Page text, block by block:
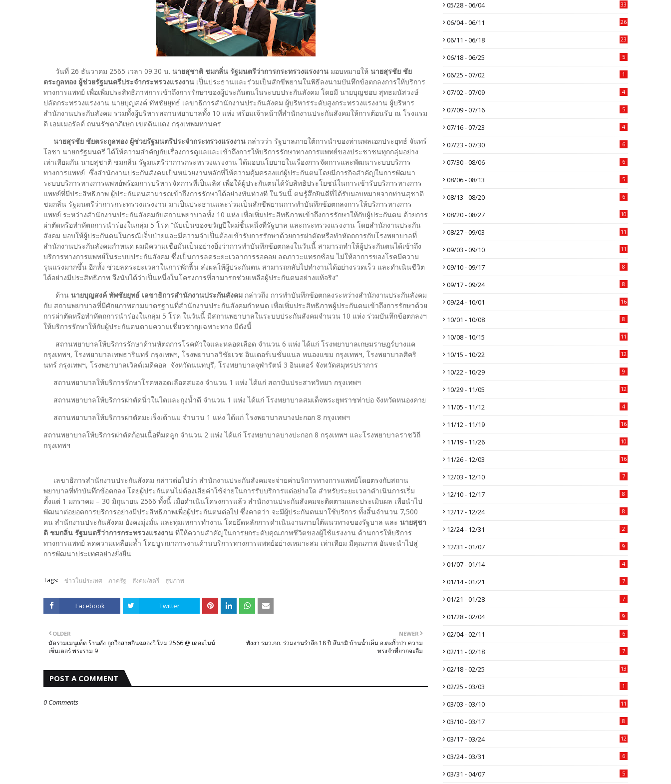
วันที่ 26 ธันวาคม 2565 เวลา 09.30 น. นายสุชาติ ชมกลิ่น รัฐมนตรีว่าการกระทรวงแรงงาน มอบหมายให้ นายสุรชัย ชัย
ตระกูลทอง ผู้ช่วยรัฐมนตรีประจำกระทรวงแรงงาน เป็นประธานและร่วมเป็นสักขีพยานในพิธีลงนามบันทึกข้อตกลงการให้บริการ
ทางการแพทย์ เพื่อเพิ่มประสิทธิภาพการเข้าถึงการรักษาของผู้ประกันตนในระบบประกันสังคม โดยมี นายบุญชอบ สุทธมนัสวงษ์
ปลัดกระทรวงแรงงาน นายบุญสงค์ ทัพชัยยุทธ์ เลขาธิการสำนักงานประกันสังคม ผู้บริหารระดับสูงกระทรวงแรงงาน ผู้บริหาร
สำนักงานประกันสังคม รวมทั้งผู้บริหารสถานพยาบาลทั้ง 10 แห่ง พร้อมเจ้าหน้าที่สำนักงานประกันสังคมให้การต้อนรับ ณ โรงแรม
ดิ เอมเมอรัลด์ ถนนรัชดาภิเษก เขตดินแดง กรุงเทพมหานคร
นายสุรชัย ชัยตระกูลทอง ผู้ช่วยรัฐมนตรีประจำกระทรวงแรงงาน กล่าวว่า รัฐบาลภายใต้การนำของท่านพลเอกประยุทธ์ จันทร์
โอชา นายกรัฐมนตรี ได้ให้ความสำคัญกับเรื่องการดูแลและเข้าถึงการให้บริการรักษาทางการแพทย์ของประชาชนทุกกลุ่มอย่าง
เท่าเทียมกัน นายสุชาติ ชมกลิ่น รัฐมนตรีว่าการกระทรวงแรงงาน ได้มอบนโยบายในเรื่องการจัดการและพัฒนาระบบบริการ
ทางการแพทย์ ซึ่งสำนักงานประกันสังคมเป็นหน่วยงานหลักที่ให้ความคุ้มครองแก่ผู้ประกันตนโดยมีภารกิจสำคัญในการพัฒนา
ระบบบริการทางการแพทย์พร้อมการบริหารจัดการที่เป็นเลิศ เพื่อให้ผู้ประกันตนได้รับสิทธิประโยชน์ในการเข้ารับบริการทางการ
แพทย์ที่มีประสิทธิภาพ ผู้ประกันตนสามารถเข้าถึงการรักษาได้อย่างทันท่วงที ในวันนี้ ตนรู้สึกยินดีที่ได้รับมอบหมายจากท่านสุชาติ
ชมกลิ่น รัฐมนตรีว่าการกระทรวงแรงงาน มาเป็นประธานและร่วมเป็นสักขีพยานการทำบันทึกข้อตกลงการให้บริการทางการ
แพทย์ ระหว่างสำนักงานประกันสังคมกับสถานพยาบาลทั้ง 10 แห่ง เพื่อเพิ่มประสิทธิภาพเข้าถึงการรักษาให้กับผู้ประกันตน ด้วยการ
ผ่าตัดหรือทำหัตถการนำร่องในกลุ่ม 5 โรค “นับเป็นของขวัญปีใหม่ชิ้นหนึ่งที่รัฐบาล และกระทรวงแรงงาน โดยสำนักงานประกัน
สังคม มอบให้ผู้ประกันตนในกรณีเจ็บป่วยและมีความจำเป็นต้องเข้ารับการรักษาด้วยการผ่าตัดหรือทำหัตถการกับโรงพยาบาลที่
สำนักงานประกันสังคมกำหนด ผมมีความเชื่อมั่นเป็นอย่างยิ่งว่าการทำบันทึกข้อตกลงในวันนี้ สามารถทำให้ผู้ประกันตนได้เข้าถึง
บริการทางการแพทย์ในระบบประกันสังคม ซึ่งเป็นการลดระยะเวลาการรอคอย ลดภาวะแทรกซ้อน ไม่ให้อาการของโรคมีความ
รุนแรงมากขึ้น อีกทั้ง ช่วยลดระยะเวลาในการพักฟื้น ส่งผลให้ผู้ประกันตน สามารถกลับไปทำงานได้อย่างรวดเร็ว และดำเนินชีวิต
ได้อย่างมีประสิทธิภาพ จึงนับได้ว่าเป็นหนึ่งในโครงการที่สามารถช่วยเหลือผู้ประกันตนอย่างแท้จริง”
ด้าน นายบุญสงค์ ทัพชัยยุทธ์ เลขาธิการสำนักงานประกันสังคม กล่าวถึง การทำบันทึกข้อตกลงระหว่างสำนักงานประกันสังคม
กับ สถานพยาบาลที่มีศักยภาพตามมาตรฐานที่สำนักงานประกันสังคมกำหนด เพื่อเพิ่มประสิทธิภาพผู้ประกันตนเข้าถึงการรักษาด้วย
การผ่าตัดหรือทำหัตถการนำร่องในกลุ่ม 5 โรค ในวันนี้ มีสถานพยาบาลในระบบประกันสังคมจำนวน 10 แห่ง ร่วมบันทึกข้อตกลงฯ
ให้บริการรักษาให้กับผู้ประกันตนตามความเชี่ยวชาญเฉพาะทาง มีดังนี้
สถานพยาบาลให้บริการรักษาด้านหัตถการโรคหัวใจและหลอดเลือด จำนวน 6 แห่ง ได้แก่ โรงพยาบาลเกษมราษฎร์บางแค
กรุงเทพฯ, โรงพยาบาลเทพธารินทร์ กรุงเทพฯ, โรงพยาบาลวิชัยเวช อินเตอร์เนชั่นแนล หนองแขม กรุงเทพฯ, โรงพยาบาลศิคริ
นทร์ กรุงเทพฯ, โรงพยาบาลเวิลด์เมดิคอล จังหวัดนนทบุรี, โรงพยาบาลจุฬารัตน์ 3 อินเตอร์ จังหวัดสมุทรปราการ
สถานพยาบาลให้บริการรักษาโรคหลอดเลือดสมอง จำนวน 1 แห่ง ได้แก่ สถาบันประสาทวิทยา กรุงเทพฯ
สถานพยาบาลให้บริการผ่าตัดนิ่วในไตและถุงน้ำดี จำนวน 1 แห่ง ได้แก่ โรงพยาบาลสมเด็จพระยุพราชท่าบ่อ จังหวัดหนองคาย
สถานพยาบาลให้บริการผ่าตัดมะเร็งเต้านม จำนวน 1 แห่ง ได้แก่ โรงพยาบาลบางปะกอก 8 กรุงเทพฯ
สถานพยาบาลให้บริการผ่าตัดก้อนเนื้อที่มดลูก จำนวน 2 แห่ง ได้แก่ โรงพยาบาลบางปะกอก 8 กรุงเทพฯ และโรงพยาบาลราชวิถี
กรุงเทพฯ
เลขาธิการสำนักงานประกันสังคม กล่าวต่อไปว่า สำนักงานประกันสังคมจะจ่ายค่าบริการทางการแพทย์โดยตรงกับสถาน
พยาบาลที่ทำบันทึกข้อตกลง โดยผู้ประกันตนไม่ต้องเสียค่าใช้จ่ายในการรับบริการแต่อย่างใด สำหรับระยะเวลาดำเนินการเริ่ม
ตั้งแต่ 1 มกราคม – 30 มิถุนายน 2566 ทั้งนี้ เมื่อดำเนินโครงการแล้ว สำนักงานประกันสังคมจะติดตามและประเมินผล เพื่อนำไป
พัฒนาต่อยอดการบริการอย่างมีประสิทธิภาพเพื่อผู้ประกันตนต่อไป ซึ่งคาดว่า จะมีผู้ประกันตนมาใช้บริการ ทั้งสิ้นจำนวน 7,500
คน สำนักงานประกันสังคม ยังคงมุ่งมั่น และทุ่มเทการทำงาน โดยยึดหลักการดำเนินงานภายใต้แนวทางของรัฐบาล และ นายสุชา
ติ ชมกลิ่น รัฐมนตรีว่าการกระทรวงแรงงาน ที่ให้ความสำคัญในการยกระดับคุณภาพชีวิตของผู้ใช้แรงงาน ด้านการให้บริการ
ทางการแพทย์ ลดความเหลื่อมล้ำ โดยบูรณาการงานด้านบริการทางการแพทย์อย่างเหมาะสม เท่าเทียม มีคุณภาพ อันจะนำไปสู่
การพัฒนาประเทศอย่างยั่งยืน
Tags: ข่าวในประเทศ ภาครัฐ สังคม/สตรี สุขภาพ
Facebook Twitter
NEWER
พังงา รมว.กก. ร่วมงานรำลึก 18 ปี สึนามิ บ้านน้ำเค็ม อ.ตะกั้วป่า ความ
ทรงจำที่ยากจะลืม
OLDER
มัดรวมเมนูเด็ด ร้านดัง ถูกใจสายกินฉลองปีใหม่ 2566 @ เดอะไนน์
เซ็นเตอร์ พระราม 9
POST A COMMENT
0 Comments
05/28 - 06/04 33
06/04 - 06/11 26
06/11 - 06/18 23
06/18 - 06/25 5
06/25 - 07/02 1
07/02 - 07/09 4
07/09 - 07/16 5
07/16 - 07/23 4
07/23 - 07/30 6
07/30 - 08/06 6
08/06 - 08/13 5
08/13 - 08/20 6
08/20 - 08/27 10
08/27 - 09/03 11
09/03 - 09/10 11
09/10 - 09/17 8
09/17 - 09/24 8
09/24 - 10/01 16
10/01 - 10/08 8
10/08 - 10/15 11
10/15 - 10/22 12
10/22 - 10/29 9
10/29 - 11/05 12
11/05 - 11/12 4
11/12 - 11/19 16
11/19 - 11/26 10
11/26 - 12/03 16
12/03 - 12/10 7
12/10 - 12/17 8
12/17 - 12/24 8
12/24 - 12/31 2
12/31 - 01/07 9
01/07 - 01/14 4
01/14 - 01/21 7
01/21 - 01/28 7
01/28 - 02/04 9
02/04 - 02/11 6
02/11 - 02/18 7
02/18 - 02/25 13
02/25 - 03/03 1
03/03 - 03/10 11
03/10 - 03/17 8
03/17 - 03/24 12
03/24 - 03/31 6
03/31 - 04/07 5